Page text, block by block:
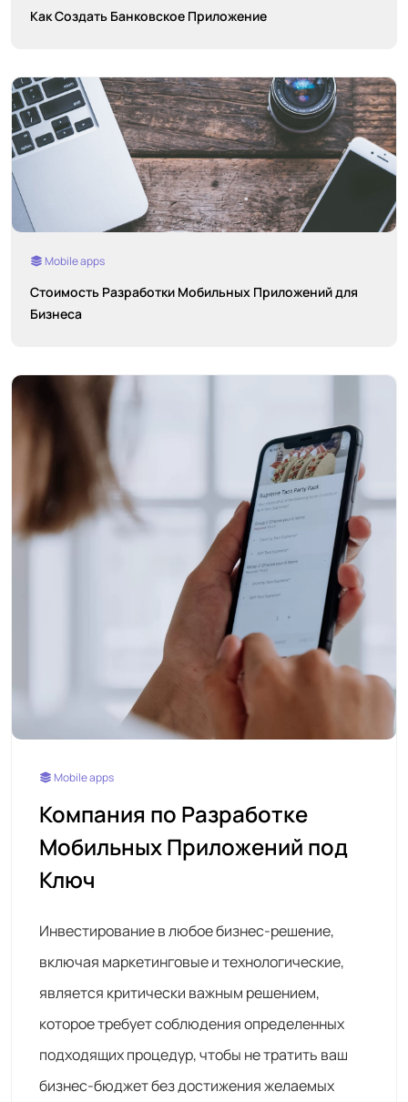
Как Создать Банковское Приложение
Mobile apps
Стоимость Разработки Мобильных Приложений для
Бизнеса
Mobile apps
Компания по Разработке
Мобильных Приложений под
Ключ
Инвестирование в любое бизнес-решение,
включая маркетинговые и технологические,
является критически важным решением,
которое требует соблюдения определенных
подходящих процедур, чтобы не тратить ваш
бизнес-бюджет без достижения желаемых